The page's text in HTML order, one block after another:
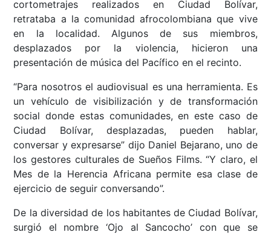
cortometrajes realizados en Ciudad Bolívar,
retrataba a la comunidad afrocolombiana que vive
en la localidad. Algunos de sus miembros,
desplazados por la violencia, hicieron una
presentación de música del Pacífico en el recinto.
“Para nosotros el audiovisual es una herramienta. Es
un vehículo de visibilización y de transformación
social donde estas comunidades, en este caso de
Ciudad Bolívar, desplazadas, pueden hablar,
conversar y expresarse” dijo Daniel Bejarano, uno de
los gestores culturales de Sueños Films. “Y claro, el
Mes de la Herencia Africana permite esa clase de
ejercicio de seguir conversando”.
De la diversidad de los habitantes de Ciudad Bolívar,
surgió el nombre ‘Ojo al Sancocho’ con que se